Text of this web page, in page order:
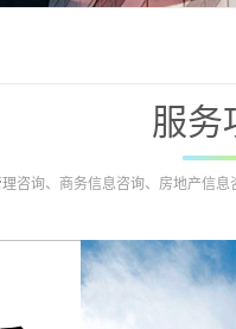
服务
咨询、商务信息咨询、房地产信